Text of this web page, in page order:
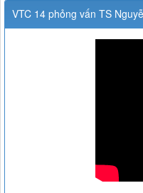
VTC 14 phỏng vấn TS